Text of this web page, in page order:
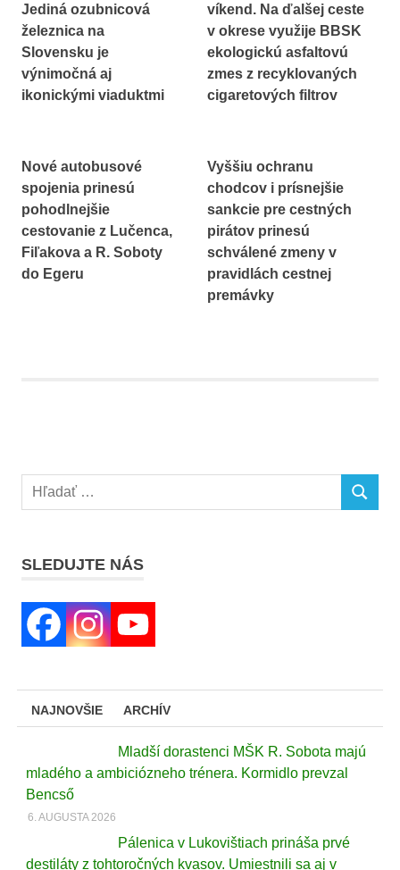
Jediná ozubnicová
železnica na
Slovensku je
výnimočná aj
ikonickými viaduktmi
víkend. Na ďalšej ceste
v okrese využije BBSK
ekologickú asfaltovú
zmes z recyklovaných
cigaretových filtrov
Nové autobusové
spojenia prinesú
pohodlnejšie
cestovanie z Lučenca,
Fiľakova a R. Soboty
do Egeru
Vyššiu ochranu
chodcov i prísnejšie
sankcie pre cestných
pirátov prinesú
schválené zmeny v
pravidlách cestnej
premávky
Search
SEARCH
SLEDUJTE NÁS
NAJNOVŠIE ARCHÍV
Mladší dorastenci MŠK R. Sobota majú
mladého a ambiciózneho trénera. Kormidlo prevzal
Bencső
6. AUGUSTA 2026
Pálenica v Lukovištiach prináša prvé
destiláty z tohtoročných kvasov. Umiestnili sa aj v